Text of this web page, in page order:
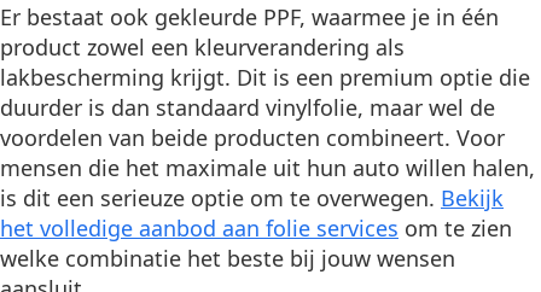
Er bestaat ook gekleurde PPF, waarmee je in één
product zowel een kleurverandering als
lakbescherming krijgt. Dit is een premium optie die
duurder is dan standaard vinylfolie, maar wel de
voordelen van beide producten combineert. Voor
mensen die het maximale uit hun auto willen halen,
is dit een serieuze optie om te overwegen. Bekijk
het volledige aanbod aan folie services om te zien
welke combinatie het beste bij jouw wensen